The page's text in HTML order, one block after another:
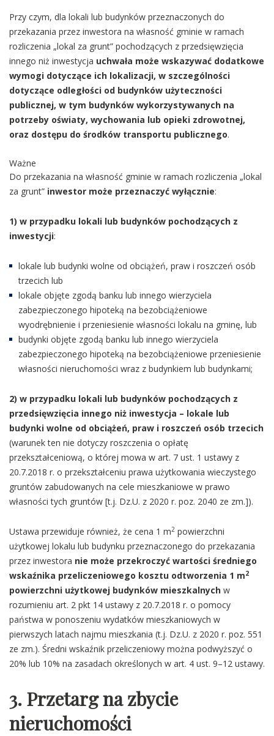
Przy czym, dla lokali lub budynków przeznaczonych do
przekazania przez inwestora na własność gminie w ramach
rozliczenia „lokal za grunt” pochodzących z przedsięwzięcia
innego niż inwestycja uchwała może wskazywać dodatkowe
wymogi dotyczące ich lokalizacji, w szczególności
dotyczące odległości od budynków użyteczności
publicznej, w tym budynków wykorzystywanych na
potrzeby oświaty, wychowania lub opieki zdrowotnej,
oraz dostępu do środków transportu publicznego.
Ważne
Do przekazania na własność gminie w ramach rozliczenia „lokal
za grunt” inwestor może przeznaczyć wyłącznie:
1) w przypadku lokali lub budynków pochodzących z
inwestycji:
lokale lub budynki wolne od obciążeń, praw i roszczeń osób
trzecich lub
lokale objęte zgodą banku lub innego wierzyciela
zabezpieczonego hipoteką na bezobciążeniowe
wyodrębnienie i przeniesienie własności lokalu na gminę, lub
budynki objęte zgodą banku lub innego wierzyciela
zabezpieczonego hipoteką na bezobciążeniowe przeniesienie
własności nieruchomości wraz z budynkiem lub budynkami;
2) w przypadku lokali lub budynków pochodzących z
przedsięwzięcia innego niż inwestycja – lokale lub
budynki wolne od obciążeń, praw i roszczeń osób trzecich
(warunek ten nie dotyczy roszczenia o opłatę
przekształceniową, o której mowa w art. 7 ust. 1 ustawy z
20.7.2018 r. o przekształceniu prawa użytkowania wieczystego
gruntów zabudowanych na cele mieszkaniowe w prawo
własności tych gruntów [t.j. Dz.U. z 2020 r. poz. 2040 ze zm.]).
Ustawa przewiduje również, że cena 1 m2 powierzchni
użytkowej lokalu lub budynku przeznaczonego do przekazania
przez inwestora nie może przekroczyć wartości średniego
wskaźnika przeliczeniowego kosztu odtworzenia 1 m2
powierzchni użytkowej budynków mieszkalnych w
rozumieniu art. 2 pkt 14 ustawy z 20.7.2018 r. o pomocy
państwa w ponoszeniu wydatków mieszkaniowych w
pierwszych latach najmu mieszkania (t.j. Dz.U. z 2020 r. poz. 551
ze zm.). Średni wskaźnik przeliczeniowy można podwyższyć o
20% lub 10% na zasadach określonych w art. 4 ust. 9–12 ustawy.
3. Przetarg na zbycie
nieruchomości